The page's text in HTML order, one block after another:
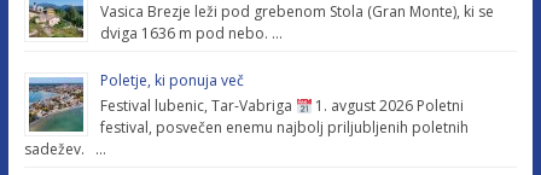
Vasica Brezje leži pod grebenom Stola (Gran Monte), ki se
dviga 1636 m pod nebo. …
Poletje, ki ponuja več
Festival lubenic, Tar-Vabriga
1. avgust 2026 Poletni
festival, posvečen enemu najbolj priljubljenih poletnih
sadežev. …